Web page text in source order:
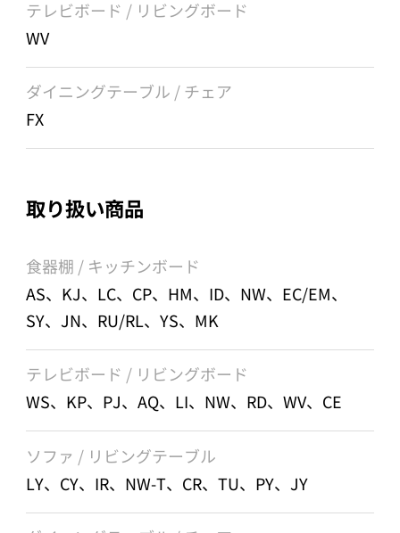
テレビボード / リビングボード
WV
ダイニングテーブル / チェア
FX
取り扱い商品
食器棚 / キッチンボード
AS、KJ、LC、CP、HM、ID、NW、EC/EM、
SY、JN、RU/RL、YS、MK
テレビボード / リビングボード
WS、KP、PJ、AQ、LI、NW、RD、WV、CE
ソファ / リビングテーブル
LY、CY、IR、NW-T、CR、TU、PY、JY